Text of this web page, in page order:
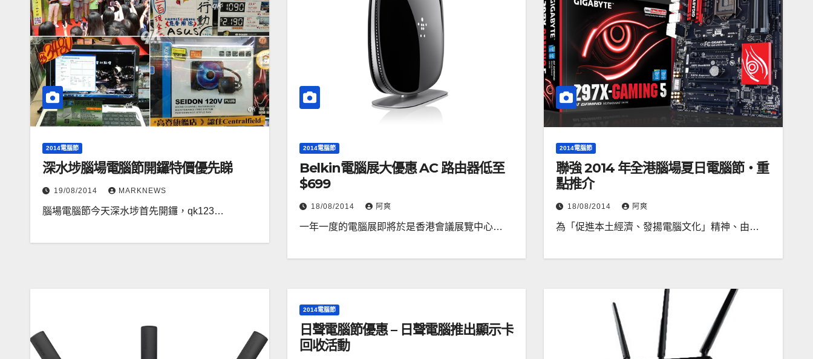
2014電腦節
深水埗腦場電腦節開鑼特價優先睇
19/08/2014 MARKNEWS
腦場電腦節今天深水埗首先開鑼，qk123…
2014電腦節
Belkin電腦展大優惠 AC 路由器低至
$699
18/08/2014 阿爽
一年一度的電腦展即將於是香港會議展覽中心…
2014電腦節
聯強 2014 年全港腦場夏日電腦節‧重
點推介
18/08/2014 阿爽
為「促進本土經濟、發揚電腦文化」精神、由…
2014電腦節
日聲電腦節優惠 – 日聲電腦推出顯示卡
回收活動